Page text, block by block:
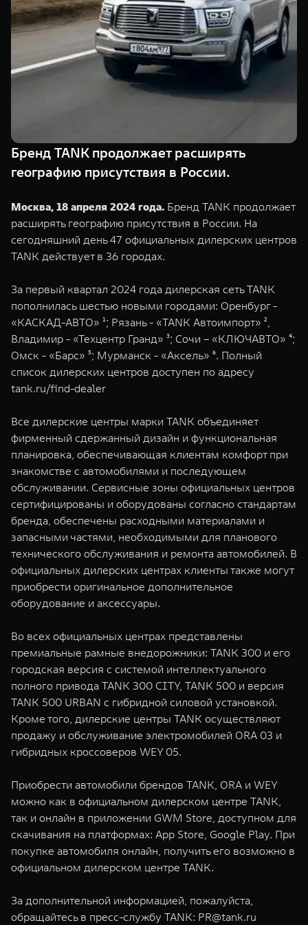
TANK 500
Веди за собой
от 6 499 000 ₽
TANK 700
Сила
WEY 07
Расширяя границы комфорта
от 6 149 000 ₽
WEY 05
Эстетика
от 5 699
WEY 80
Масштаб возможностей
от 6 449 000 ₽
WEY 80
Масштаб
от 8 099
TANK Финансы
Корпоративным клиентам
TANK ФИНАНСЫ
TANK Страхование
Сервис
Специальные предложения
Моторные масла
Подписки
Бренд TANK продолжает расширять
географию присутствия в России.
Москва, 18 апреля 2024 года. Бренд TANK продолжает
расширять географию присутствия в России. На
сегодняшний день 47 официальных дилерских центров
TANK действует в 36 городах.
За первый квартал 2024 года дилерская сеть TANK
пополнилась шестью новыми городами: Оренбург -
«КАСКАД-АВТО» ¹; Рязань - «TANK Автоимпорт» ²,
Владимир - «Техцентр Гранд» ³; Сочи – «КЛЮЧАВТО» ⁴;
Омск - «Барс» ⁵; Мурманск - «Аксель» ⁶. Полный
список дилерских центров доступен по адресу
tank.ru/find-dealer
Все дилерские центры марки TANK объединяет
фирменный сдержанный дизайн и функциональная
планировка, обеспечивающая клиентам комфорт при
знакомстве с автомобилями и последующем
обслуживании. Сервисные зоны официальных центров
сертифицированы и оборудованы согласно стандартам
бренда, обеспечены расходными материалами и
запасными частями, необходимыми для планового
технического обслуживания и ремонта автомобилей. В
официальных дилерских центрах клиенты также могут
приобрести оригинальное дополнительное
оборудование и аксессуары.
Во всех официальных центрах представлены
премиальные рамные внедорожники: TANK 300 и его
городская версия с системой интеллектуального
полного привода TANK 300 CITY, TANK 500 и версия
TANK 500 URBAN с гибридной силовой установкой.
Кроме того, дилерские центры TANK осуществляют
продажу и обслуживание электромобилей ORA 03 и
гибридных кроссоверов WEY 05.
Приобрести автомобили брендов TANK, ORA и WEY
можно как в официальном дилерском центре TANK,
так и онлайн в приложении GWM Store, доступном для
скачивания на платформах: App Store, Google Play. При
покупке автомобиля онлайн, получить его возможно в
официальном дилерском центре TANK.
За дополнительной информацией, пожалуйста,
обращайтесь в пресс-службу TANK: PR@tank.ru